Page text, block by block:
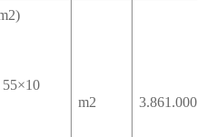
55×10
m2 3.861.000